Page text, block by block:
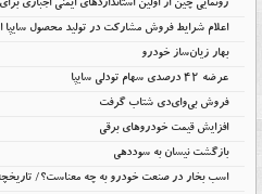
رونمایی چین از اولین استانداردهای ایمنی اجباری
اعلام شرایط فروش مشارکت در تولید محصول سایپا از
بهار زیان‌ساز خودرو
عرضه ۴۲ درصدی سهام تودلی سایپا
فروش بی‌وای‌دی شتاب گرفت
افزایش قیمت خودروهای برقی
بازگشت نیسان به سوددهی
اسب بخار در صنعت خودرو به چه معناست؟/